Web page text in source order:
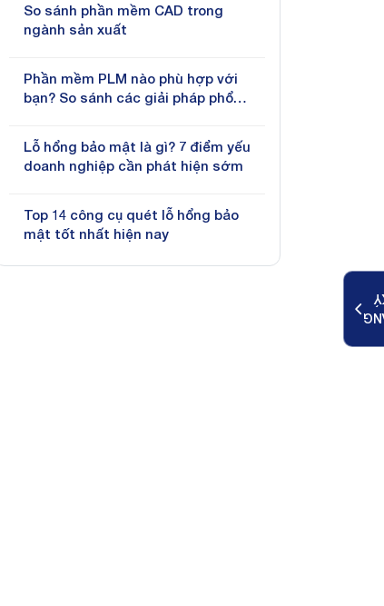
So sánh phần mềm CAD trong
ngành sản xuất
Phần mềm PLM nào phù hợp với
bạn? So sánh các giải pháp phổ
Lỗ hổng bảo mật là gì? 7 điểm yếu
doanh nghiệp cần phát hiện sớm
Top 14 công cụ quét lỗ hổng bảo
mật tốt nhất hiện nay